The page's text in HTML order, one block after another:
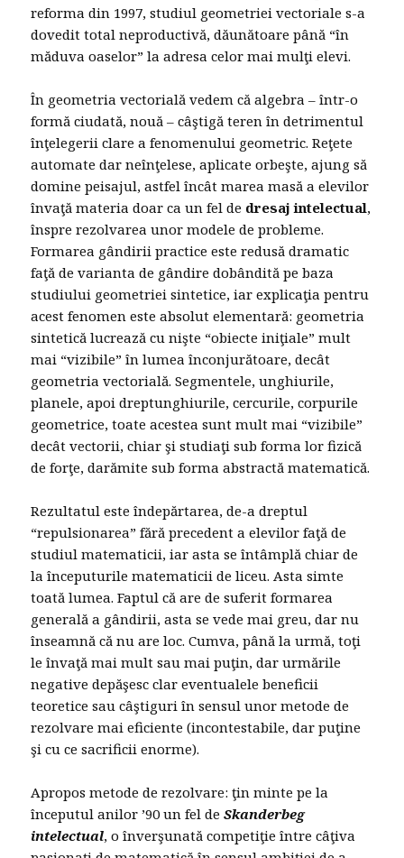
reforma din 1997, studiul geometriei vectoriale s-a
dovedit total neproductivă, dăunătoare până “în
măduva oaselor” la adresa celor mai mulţi elevi.
În geometria vectorială vedem că algebra – într-o
formă ciudată, nouă – câştigă teren în detrimentul
înţelegerii clare a fenomenului geometric. Reţete
automate dar neînţelese, aplicate orbeşte, ajung să
domine peisajul, astfel încât marea masă a elevilor
învaţă materia doar ca un fel de dresaj intelectual,
înspre rezolvarea unor modele de probleme.
Formarea gândirii practice este redusă dramatic
faţă de varianta de gândire dobândită pe baza
studiului geometriei sintetice, iar explicaţia pentru
acest fenomen este absolut elementară: geometria
sintetică lucrează cu nişte “obiecte iniţiale” mult
mai “vizibile” în lumea înconjurătoare, decât
geometria vectorială. Segmentele, unghiurile,
planele, apoi dreptunghiurile, cercurile, corpurile
geometrice, toate acestea sunt mult mai “vizibile”
decât vectorii, chiar şi studiaţi sub forma lor fizică
de forţe, darămite sub forma abstractă matematică.
Rezultatul este îndepărtarea, de-a dreptul
“repulsionarea” fără precedent a elevilor faţă de
studiul matematicii, iar asta se întâmplă chiar de
la începuturile matematicii de liceu. Asta simte
toată lumea. Faptul că are de suferit formarea
generală a gândirii, asta se vede mai greu, dar nu
înseamnă că nu are loc. Cumva, până la urmă, toţi
le învaţă mai mult sau mai puţin, dar urmările
negative depăşesc clar eventualele beneficii
teoretice sau câştiguri în sensul unor metode de
rezolvare mai eficiente (incontestabile, dar puţine
şi cu ce sacrificii enorme).
Apropos metode de rezolvare: ţin minte pe la
începutul anilor ’90 un fel deSkanderbeg
intelectual, o înverşunată competiţie între câţiva